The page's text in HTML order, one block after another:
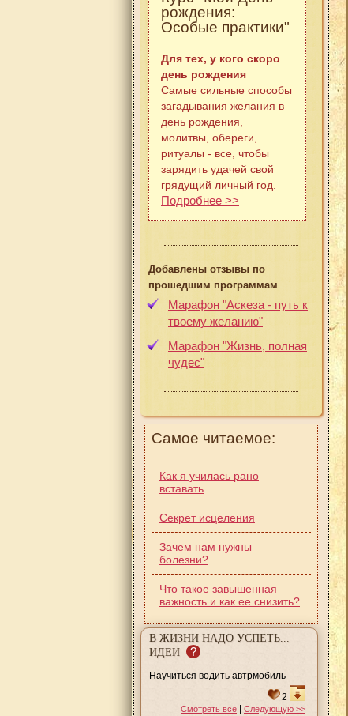
рождения:
Особые практики"
Для тех, у кого скоро
день рождения
Самые сильные способы
загадывания желания в
день рождения,
молитвы, обереги,
ритуалы - все, чтобы
зарядить удачей свой
грядущий личный год.
Подробнее >>
Добавлены отзывы по
прошедшим программам
Марафон "Аскеза - путь к
твоему желанию"
Марафон "Жизнь, полная
чудес"
Самое читаемое:
Как я училась рано
вставать
Секрет исцеления
Зачем нам нужны
болезни?
Что такое завышенная
важность и как ее снизить?
В ЖИЗНИ НАДО УСПЕТЬ...
ИДЕИ
?
Научиться водить автрмобиль
2
Смотреть все | Следующую >>